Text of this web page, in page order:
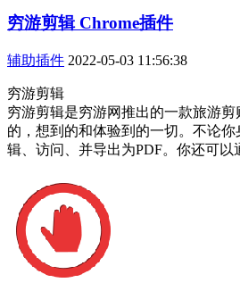
穷游剪辑 Chrome插件
辅助插件 2022-05-03 11:56:38
穷游剪辑
穷游剪辑是穷游网推出的一款旅游剪
的，想到的和体验到的一切。不论
辑、访问、并导出为PDF。你还可以